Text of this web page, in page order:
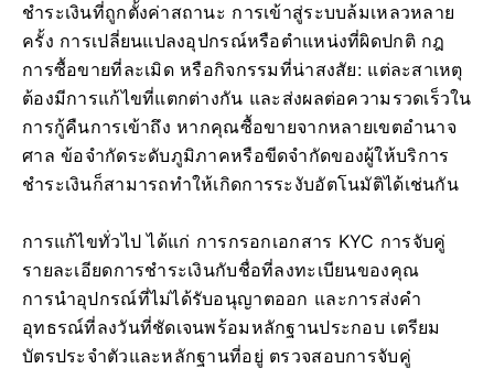
ชำระเงินที่ถูกตั้งค่าสถานะ การเข้าสู่ระบบล้มเหลวหลาย
ครั้ง การเปลี่ยนแปลงอุปกรณ์หรือตำแหน่งที่ผิดปกติ กฎ
การซื้อขายที่ละเมิด หรือกิจกรรมที่น่าสงสัย: แต่ละสาเหตุ
ต้องมีการแก้ไขที่แตกต่างกัน และส่งผลต่อความรวดเร็วใน
การกู้คืนการเข้าถึง หากคุณซื้อขายจากหลายเขตอำนาจ
ศาล ข้อจำกัดระดับภูมิภาคหรือขีดจำกัดของผู้ให้บริการ
ชำระเงินก็สามารถทำให้เกิดการระงับอัตโนมัติได้เช่นกัน
การแก้ไขทั่วไป ได้แก่ การกรอกเอกสาร KYC การจับคู่
รายละเอียดการชำระเงินกับชื่อที่ลงทะเบียนของคุณ
การนำอุปกรณ์ที่ไม่ได้รับอนุญาตออก และการส่งคำ
อุทธรณ์ที่ลงวันที่ชัดเจนพร้อมหลักฐานประกอบ เตรียม
บัตรประจำตัวและหลักฐานที่อยู่ ตรวจสอบการจับคู่